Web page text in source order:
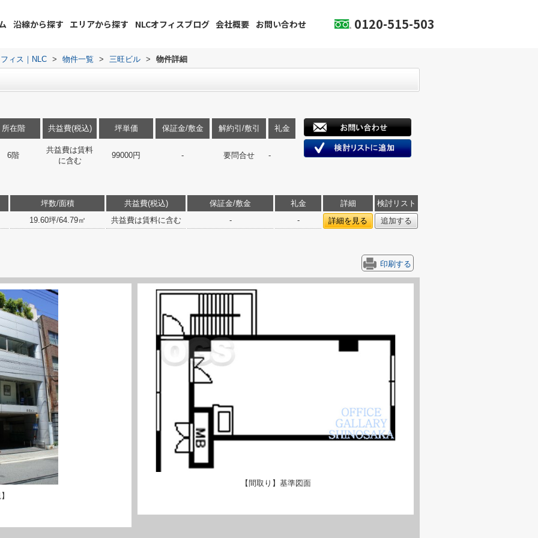
沿線から探す エリアから探す NLCオフィスブログ 会社概要 お問い合わせ 0120-515-503
ィス｜NLC > 物件一覧 > 三旺ビル > 物件詳細
所在階
6階
共益費(税込)
共益費は賃料
に含む
坪単価
99000円
保証金/敷金
-
解約引/敷引
要問合せ
礼金
-
坪数/面積 共益費(税込) 保証金/敷金 礼金 詳細
検討リスト
19.60坪/64.79㎡
共益費は賃料に含む - - 詳細を見る 追加する
印刷する
【間取り】基準図面